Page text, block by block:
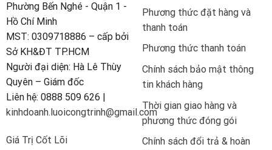
Phường Bến Nghé - Quận 1 -
Hồ Chí Minh
MST: 0309718886 – cấp bởi
Sở KH&ĐT TP.HCM
Người đại diện: Hà Lê Thùy
Quyên – Giám đốc
Liên hệ: 0888 509 626 |
kinhdoanh.luoicongtrinh@gmail.com
Giá Trị Cốt Lõi
Phương thức đặt hàng và
thanh toán
Phương thức thanh toán
Chính sách bảo mật thông
tin khách hàng
Thời gian giao hàng và
phương thức đóng gói
Chính sách đổi trả & hoàn